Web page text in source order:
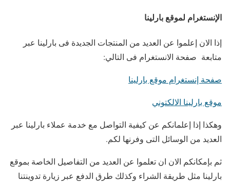
الإنستغرام لموقع بارلينا
إذا الان إعلموا عن العديد من المنتجات الجديدة فى بارلينا عبر
متابعة صفحة الانستغرام فى التالي:
صفحة إنستغرام موقع بارلينا
موقع بارلينا الالكتوني
وهكذا إذا إعلمانكم عن كيفية التواصل مع خدمة عملاء بارلينا عبر
العديد من الوسائل التى وفرنها لكم.
ثم بإمكانكم الان ان تعلموا عن العديد من التفاصيل الخاصة بموقع
بارلينا مثل طريقة الشراء وكذلك طرق الدفع عبر زيارة تدوينتنا